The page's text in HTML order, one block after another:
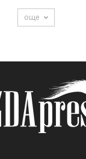
още